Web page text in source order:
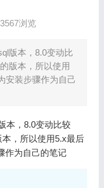
3567浏览
版本，8.0变动比
版本，所以使用
安装步骤作为自己
，8.0变动比较
，所以使用5.x最后
作为自己的笔记